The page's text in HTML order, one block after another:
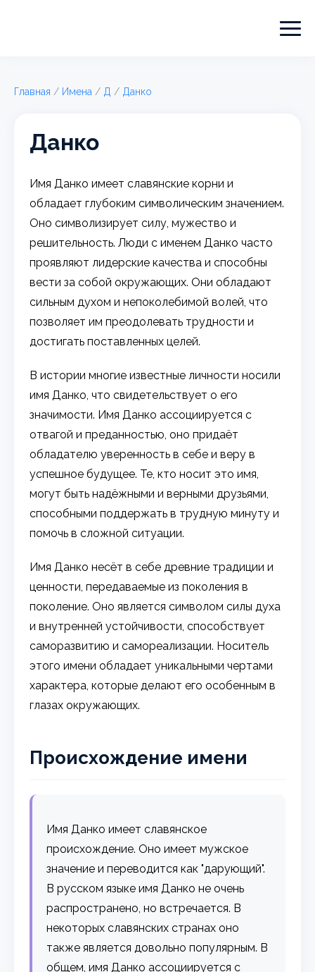
Главная / Имена / Д / Данко
Данко
Имя Данко имеет славянские корни и
обладает глубоким символическим значением.
Оно символизирует силу, мужество и
решительность. Люди с именем Данко часто
проявляют лидерские качества и способны
вести за собой окружающих. Они обладают
сильным духом и непоколебимой волей, что
позволяет им преодолевать трудности и
достигать поставленных целей.
В истории многие известные личности носили
имя Данко, что свидетельствует о его
значимости. Имя Данко ассоциируется с
отвагой и преданностью, оно придаёт
обладателю уверенность в себе и веру в
успешное будущее. Те, кто носит это имя,
могут быть надёжными и верными друзьями,
способными поддержать в трудную минуту и
помочь в сложной ситуации.
Имя Данко несёт в себе древние традиции и
ценности, передаваемые из поколения в
поколение. Оно является символом силы духа
и внутренней устойчивости, способствует
саморазвитию и самореализации. Носитель
этого имени обладает уникальными чертами
характера, которые делают его особенным в
глазах окружающих.
Происхождение имени
Имя Данко имеет славянское
происхождение. Оно имеет мужское
значение и переводится как "дарующий".
В русском языке имя Данко не очень
распространено, но встречается. В
некоторых славянских странах оно
также является довольно популярным. В
общем, имя Данко ассоциируется с